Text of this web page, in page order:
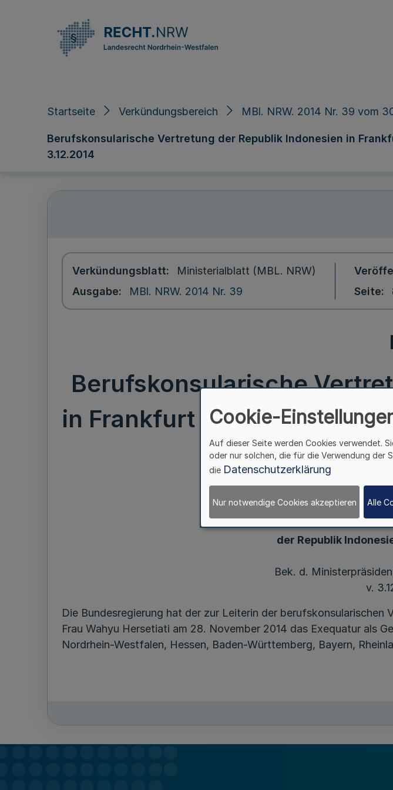
Startseite Verkündungsbereich MBl. NRW. 2014 Nr. 39 vom
Berufskonsularische Vertretung der Republik Indonesien in
3.12.2014
Verkündungsblatt
Ministerialblatt (MBL. NRW)
Ausgabe
MBl. NRW. 2014 Nr. 39
Seite
Berufskonsularische
in Frankfurt am Main Bek. d.
02.02-1/14
der Republik
Bek. d.
v.
Die Bundesregierung hat der zur Leiterin der
Frau Wahyu Hersetiati am 28. November 2014 das Exequatur als
Nordrhein-Westfalen, Hessen, Baden-Württemberg, Bayern,
Cookie-
Auf dieser Seite werden Cookies verwendet.
oder nur solchen, die für die Verwendung der
die Datenschutzerklärung
Nur notwendige Cookies akzeptieren Alle